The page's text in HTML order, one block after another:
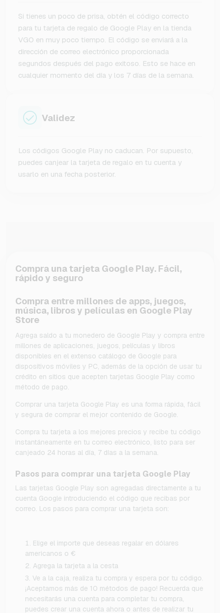
Si tienes un poco de prisa, obtén el código correcto
para tu tarjeta de regalo de Google Play en la tienda
VGO en muy poco tiempo. El código se enviará a la
dirección de correo electrónico proporcionada
segundos después del pago exitoso. Esto se hace en
cualquier momento del día y los 7 días de la semana.
Validez
Los códigos Google Play no caducan. Por supuesto,
puedes canjear la tarjeta de regalo en tu cuenta y
usarlo en una fecha posterior.
Compra una tarjeta Google Play. Fácil,
rápido y seguro
Compra entre millones de apps, juegos,
música, libros y películas en Google Play
Store
Agrega saldo a tu monedero de Google Play y compra entre
millones de aplicaciones, juegos, películas y libros
disponibles en el extenso catálogo de Google para
dispositivos móviles y PC, además de la opción de usar tu
crédito en sitios que acepten tarjetas Google Play como
método de pago.
Comprar una tarjeta Google Play es una forma rápida, fácil
y segura de comprar el mejor contenido de Google.
Compra tu tarjeta a los mejores precios y recibe tu código
instantáneamente en tu correo electrónico, listo para ser
canjeado 24 horas al día, 7 días a la semana.
Pasos para comprar una tarjeta Google Play
Las tarjetas Google Play son agregadas directamente a tu
cuenta Google introduciendo el código que recibas por
correo. Los pasos para comprar una tarjeta son:
Elige el importe que deseas regalar en dólares
americanos o €
Agrega la tarjeta a la cesta
Ve a la caja, realiza tu compra y espera por tu código.
¡Aceptamos más de 10 métodos de pago! Recuerda que
necesitarás una cuenta para completar tu compra,
puedes crear una cuenta ahora o antes de realizar tu